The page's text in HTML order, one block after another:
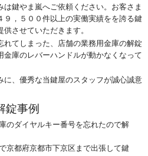
鍵やま嵐へご依頼ください。お客さま
９，５００件以上の実働実績をを誇る鍵
させていただきます。
てしまった、店舗の業務用金庫の解錠
金庫のレバーハンドルが動かなくなって
に、優秀な当鍵屋のスタッフが誠心誠意
錠事例
のダイヤルキー番号を忘れたので解
京都府京都市下京区まで出張して鍵